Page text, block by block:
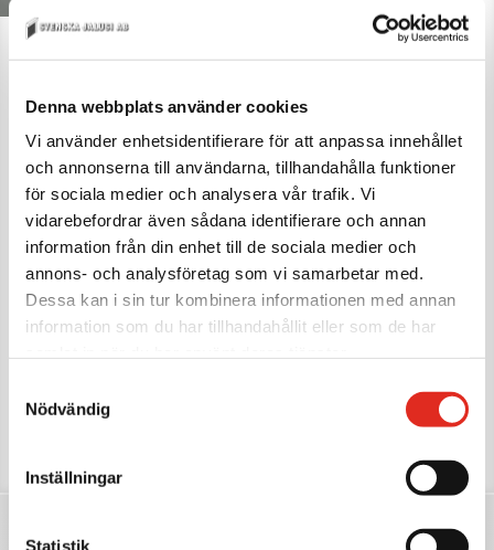
Denna webbplats använder cookies
Vi använder enhetsidentifierare för att anpassa innehållet
och annonserna till användarna, tillhandahålla funktioner
för sociala medier och analysera vår trafik. Vi
vidarebefordrar även sådana identifierare och annan
information från din enhet till de sociala medier och
annons- och analysföretag som vi samarbetar med.
Dessa kan i sin tur kombinera informationen med annan
information som du har tillhandahållit eller som de har
Nödvändig
Inställningar
Statistik
VÄGGJALUSI H55
Väggjalusi H55är en mångsidig jalusi avsedd för att
skärma av från golv till tak eller där man önskar stabilitet
även vid större öppningar eller pga lokalens förutsättningar
avseende användning mm. En praktisk och stabil produkt
som är enkel att projektera, montera och använda.
Vi står alltid till tjänst vid projekteringen, ring 031-788 24 50
#3